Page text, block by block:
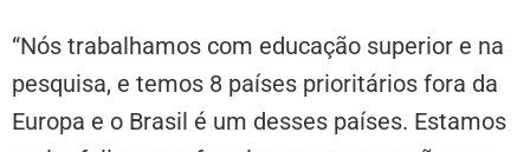
“Nós trabalhamos com educação superior e na
pesquisa, e temos 8 países prioritários fora da
Europa e o Brasil é um desses países. Estamos